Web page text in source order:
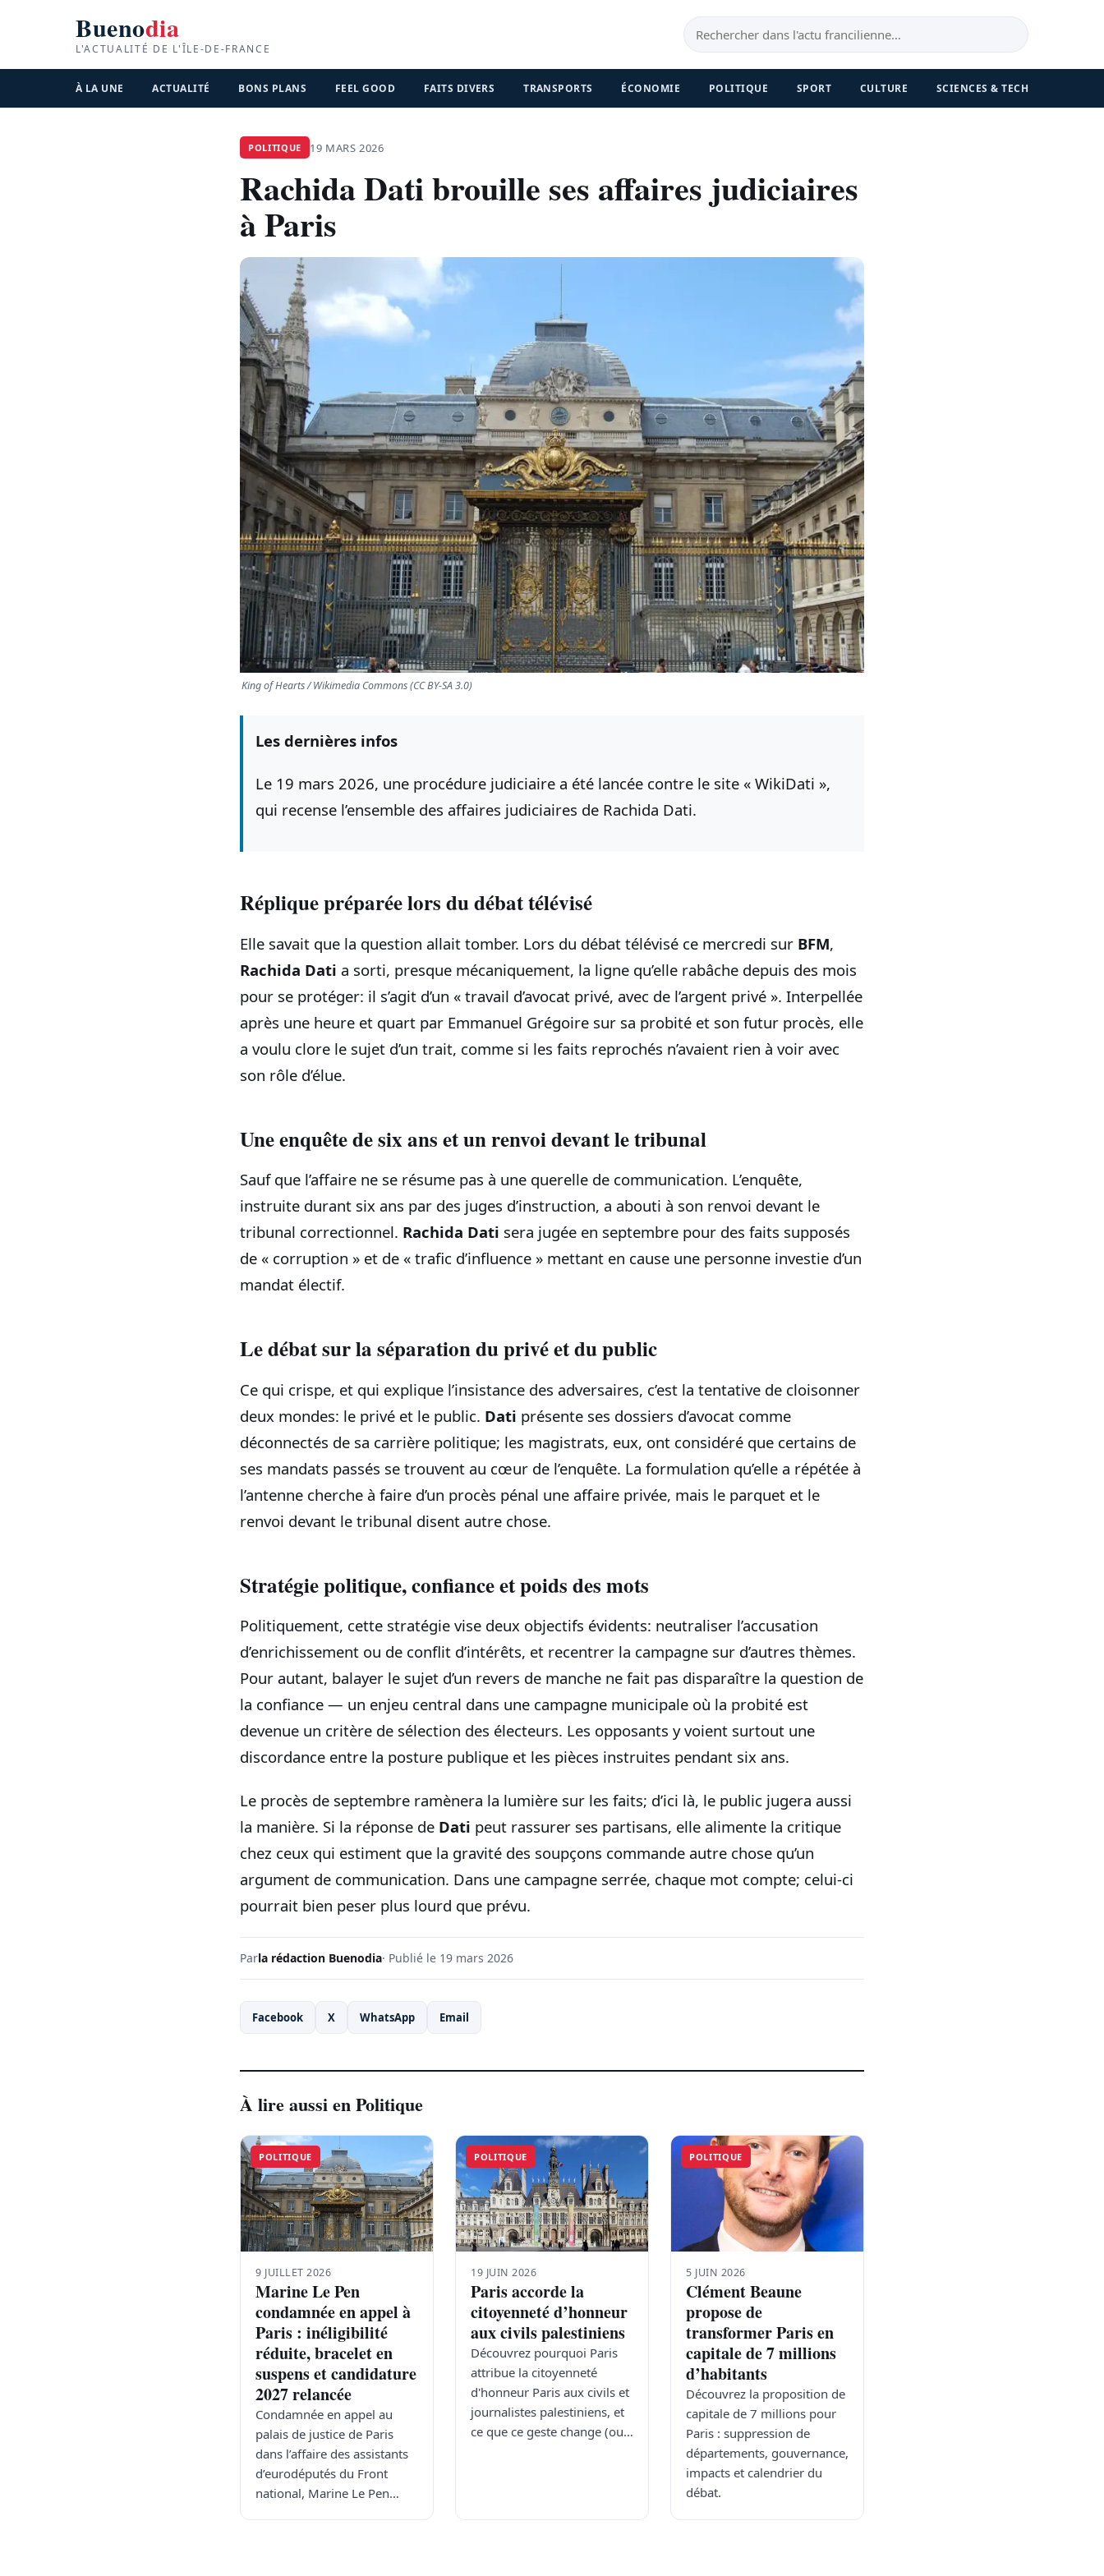
Buenodia
L'ACTUALITÉ DE L'ÎLE-DE-FRANCE
À LA UNE ACTUALITÉ BONS PLANS FEEL GOOD FAITS DIVERS TRANSPORTS ÉCONOMIE POLITIQUE SPORT CULTURE SCIENCES & TECH
POLITIQUE 19 MARS 2026
Rachida Dati brouille ses affaires judiciaires
à Paris
King of Hearts / Wikimedia Commons (CC BY-SA 3.0)
Les dernières infos
Le 19 mars 2026, une procédure judiciaire a été lancée contre le site « WikiDati »,
qui recense l’ensemble des affaires judiciaires de Rachida Dati.
Réplique préparée lors du débat télévisé
Elle savait que la question allait tomber. Lors du débat télévisé ce mercredi sur BFM,
Rachida Dati a sorti, presque mécaniquement, la ligne qu’elle rabâche depuis des mois
pour se protéger: il s’agit d’un « travail d’avocat privé, avec de l’argent privé ». Interpellée
après une heure et quart par Emmanuel Grégoire sur sa probité et son futur procès, elle
a voulu clore le sujet d’un trait, comme si les faits reprochés n’avaient rien à voir avec
son rôle d’élue.
Une enquête de six ans et un renvoi devant le tribunal
Sauf que l’affaire ne se résume pas à une querelle de communication. L’enquête,
instruite durant six ans par des juges d’instruction, a abouti à son renvoi devant le
tribunal correctionnel. Rachida Dati sera jugée en septembre pour des faits supposés
de « corruption » et de « trafic d’influence » mettant en cause une personne investie d’un
mandat électif.
Le débat sur la séparation du privé et du public
Ce qui crispe, et qui explique l’insistance des adversaires, c’est la tentative de cloisonner
deux mondes: le privé et le public. Dati présente ses dossiers d’avocat comme
déconnectés de sa carrière politique; les magistrats, eux, ont considéré que certains de
ses mandats passés se trouvent au cœur de l’enquête. La formulation qu’elle a répétée à
l’antenne cherche à faire d’un procès pénal une affaire privée, mais le parquet et le
renvoi devant le tribunal disent autre chose.
Stratégie politique, confiance et poids des mots
Politiquement, cette stratégie vise deux objectifs évidents: neutraliser l’accusation
d’enrichissement ou de conflit d’intérêts, et recentrer la campagne sur d’autres thèmes.
Pour autant, balayer le sujet d’un revers de manche ne fait pas disparaître la question de
la confiance — un enjeu central dans une campagne municipale où la probité est
devenue un critère de sélection des électeurs. Les opposants y voient surtout une
discordance entre la posture publique et les pièces instruites pendant six ans.
Le procès de septembre ramènera la lumière sur les faits; d’ici là, le public jugera aussi
la manière. Si la réponse de Dati peut rassurer ses partisans, elle alimente la critique
chez ceux qui estiment que la gravité des soupçons commande autre chose qu’un
argument de communication. Dans une campagne serrée, chaque mot compte; celui-ci
pourrait bien peser plus lourd que prévu.
Parla rédaction Buenodia· Publié le 19 mars 2026
Facebook X WhatsApp Email
À lire aussi en Politique
POLITIQUE
9 JUILLET 2026
Marine Le Pen
condamnée en appel à
Paris : inéligibilité
réduite, bracelet en
suspens et candidature
2027 relancée
Condamnée en appel au
palais de justice de Paris
dans l’affaire des assistants
d’eurodéputés du Front
national, Marine Le Pen…
POLITIQUE
19 JUIN 2026
Paris accorde la
citoyenneté d’honneur
aux civils palestiniens
Découvrez pourquoi Paris
attribue la citoyenneté
d'honneur Paris aux civils et
journalistes palestiniens, et
ce que ce geste change (ou…
POLITIQUE
5 JUIN 2026
Clément Beaune
propose de
transformer Paris en
capitale de 7 millions
d’habitants
Découvrez la proposition de
capitale de 7 millions pour
Paris : suppression de
départements, gouvernance,
impacts et calendrier du
débat.